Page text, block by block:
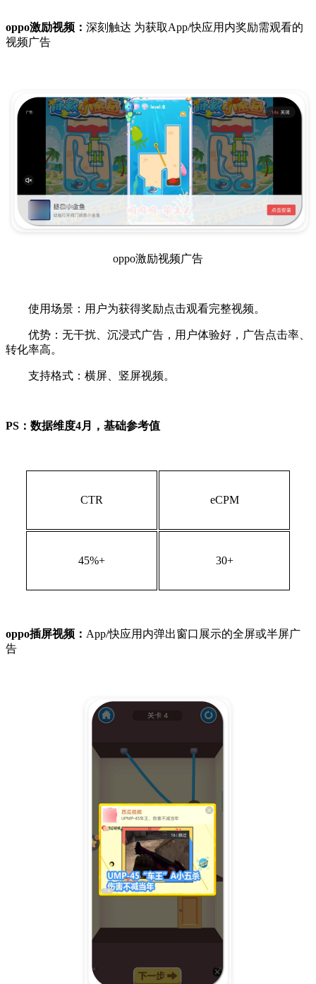
oppo激励视频： 深刻触达 为获取App/快应用内奖励需观看的
视频广告
oppo激励视频广告
使用场景：用户为获得奖励点击观看完整视频。
优势：无干扰、沉浸式广告，用户体验好，广告点击率、
转化率高。
支持格式：横屏、竖屏视频。
PS：数据维度4月，基础参考值
CTR eCPM
45%+ 30+
oppo插屏视频： App/快应用内弹出窗口展示的全屏或半屏广
告